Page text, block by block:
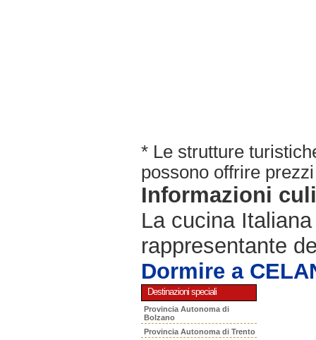
* Le strutture
possono offrire
Informazioni
La cucina
rappresentante
Dormire a
Destinazioni speciali
Provincia Autonoma di
Bolzano
Provincia Autonoma di Trento